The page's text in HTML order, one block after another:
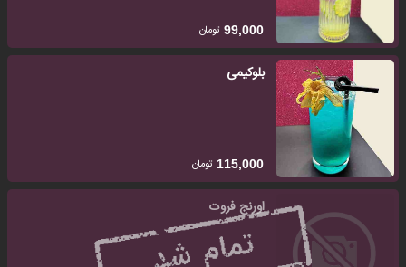
99,000 تومان
بلو‌کیمی
115,000 تومان
اورنج فروت